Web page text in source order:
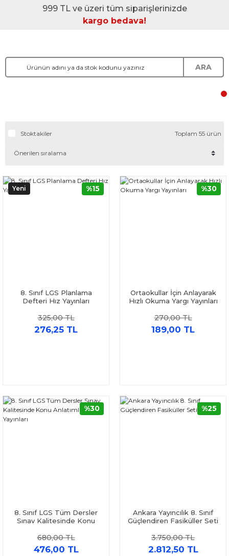
999 TL ve üzeri tüm siparişlerinizde
kargo bedava!
ARA
Stoktakiler Toplam 55 ürün
Yeni
8. Sınıf LGS Planlama
Defteri Hız Yayınları
325,00 TL
276,25 TL
%15
Ortaokullar İçin Anlayarak
Hızlı Okuma Yargı Yayınları
270,00 TL
189,00 TL
%30
8. Sınıf LGS Tüm Dersler
Sınav Kalitesinde Konu
680,00 TL
476,00 TL
%30
Ankara Yayıncılık 8. Sınıf
Güçlendiren Fasiküller Seti
3.750,00 TL
2.812,50 TL
%25